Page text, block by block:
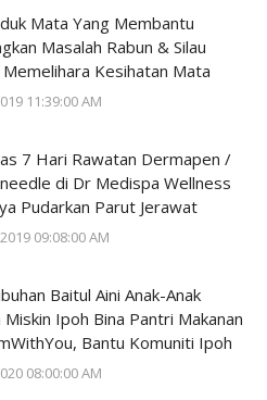
Mata Yang Membantu
Masalah Rabun & Silau
Kesihatan Mata
11:39:00 AM
7 Hari Rawatan Dermapen /
di Dr Medispa Wellness
Pudarkan Parut Jerawat
09:08:00 AM
Baitul Aini Anak-Anak
Miskin Ipoh Bina Pantri Makanan
#AyamWithYou, Bantu Komuniti Ipoh
08:00:00 AM